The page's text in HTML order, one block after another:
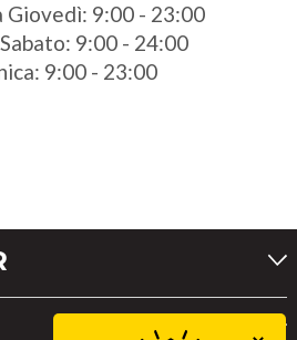
Giovedì: 9:00 - 23:00
9:00 - 24:00
9:00 - 23:00